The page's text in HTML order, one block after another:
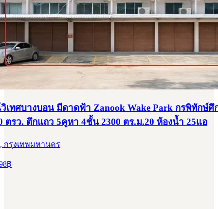
เทศบางบอน มีดาดฟ้า Zanook Wake Park กรพิทักษ์ศึ
ตรว. ตึกแถว 5คูหา 4ชั้น 2300 ตร.ม.20 ห้องน้ำ 25แอ
กรุงเทพมหานคร
฿